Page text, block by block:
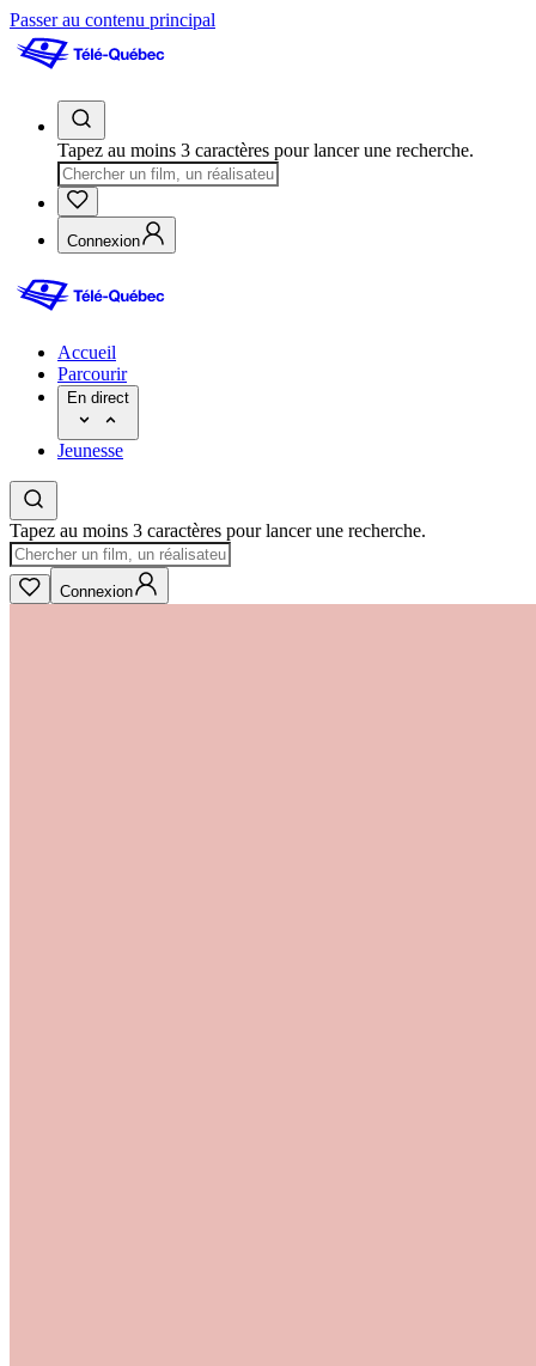
Passer au contenu principal
Tapez au moins 3 caractères pour lancer une recherche.
Connexion
Accueil
Parcourir
En direct
Jeunesse
Tapez au moins 3 caractères pour lancer une recherche.
Connexion